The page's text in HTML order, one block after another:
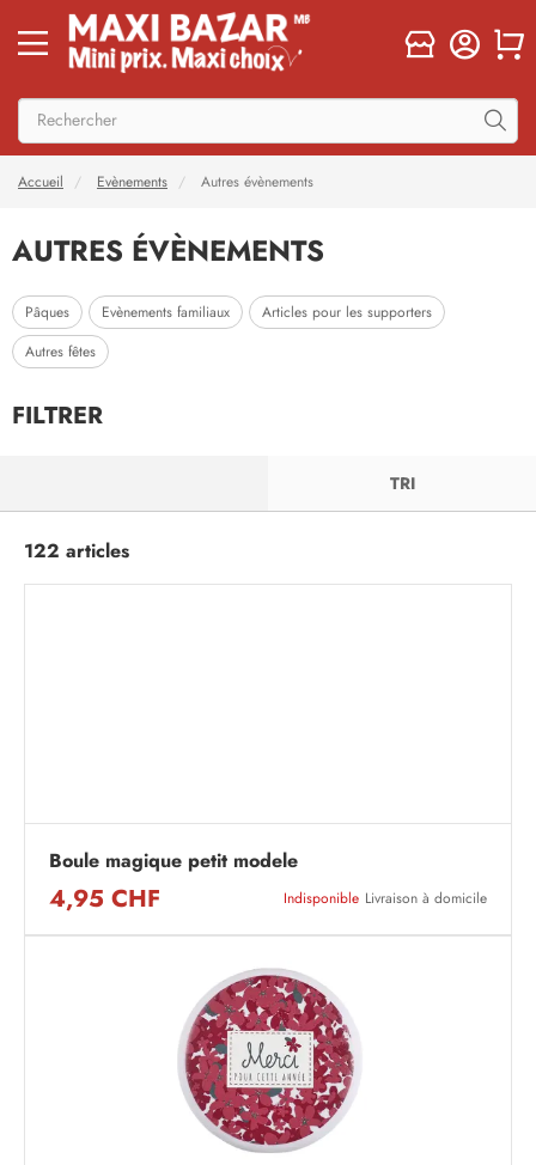
Accueil Evènements Autres évènements
AUTRES ÉVÈNEMENTS
Pâques Evènements familiaux Articles pour les supporters
Autres fêtes
FILTRER
TRI
Boule magique petit modele
4,95 CHF Indisponible Livraison à domicile
122 articles